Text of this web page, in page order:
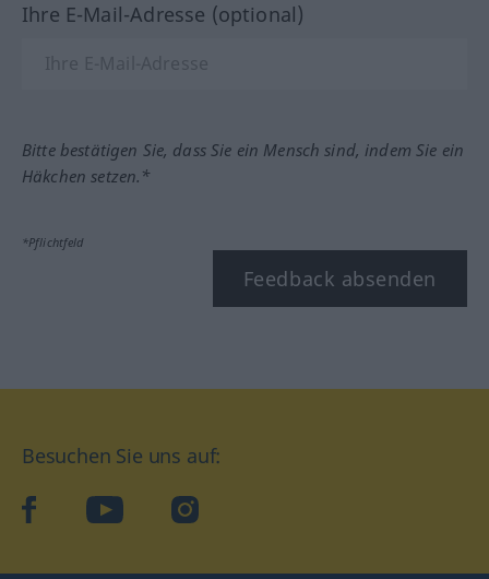
Ihre E-Mail-Adresse (optional)
Bitte bestätigen Sie, dass Sie ein Mensch sind, indem Sie ein
Häkchen setzen.*
*Pflichtfeld
Feedback absenden
Besuchen Sie uns auf:
facebookYouTube Instagram